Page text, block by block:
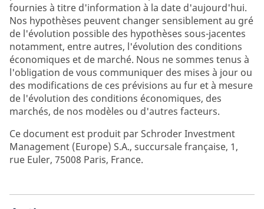
fournies à titre d'information à la date d'aujourd'hui.
Nos hypothèses peuvent changer sensiblement au gré
de l'évolution possible des hypothèses sous-jacentes
notamment, entre autres, l'évolution des conditions
économiques et de marché. Nous ne sommes tenus à
l'obligation de vous communiquer des mises à jour ou
des modifications de ces prévisions au fur et à mesure
de l'évolution des conditions économiques, des
marchés, de nos modèles ou d'autres facteurs.
Ce document est produit par Schroder Investment
Management (Europe) S.A., succursale française, 1,
rue Euler, 75008 Paris, France.